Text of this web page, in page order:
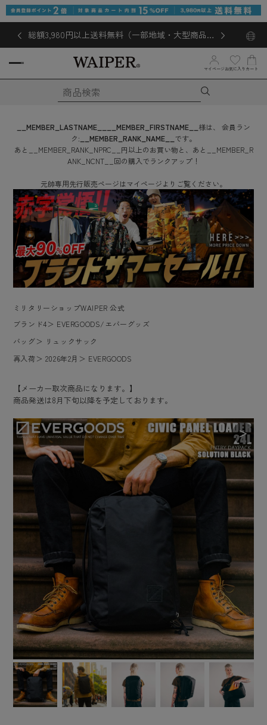
総額3,980円以上送料無料（一部地域・大型商品対
マイページ お気に入り カート
__MEMBER_LASTNAME__ __MEMBER_FIRSTNAME__ 様は、
会員ラン
ク: __MEMBER_RANK_NAME__ です。
あと
__MEMBER_RANK_NPRC__ 円以上のお買い物と、あと
__MEMBER_R
ANK_NCNT__ 回の購入でランクアップ！
元帥専用先行販売ページはマイページよりご覧ください。
ミリタリーショップWAIPER 公式
ブランド4＞ EVERGOODS/エバーグッズ
バッグ＞ リュックサック
再入荷＞ 2026年2月 ＞ EVERGOODS
【メーカー取次商品になります。】
商品発送は8月下旬以降を予定しております。
＞